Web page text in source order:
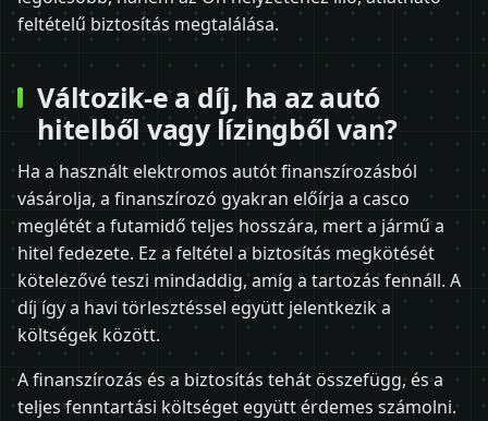
feltételű biztosítás megtalálása.
Változik-e a díj, ha az autó
hitelből vagy lízingből van?
Ha a használt elektromos autót finanszírozásból
vásárolja, a finanszírozó gyakran előírja a casco
meglétét a futamidő teljes hosszára, mert a jármű a
hitel fedezete. Ez a feltétel a biztosítás megkötését
kötelezővé teszi mindaddig, amíg a tartozás fennáll. A
díj így a havi törlesztéssel együtt jelentkezik a
költségek között.
A finanszírozás és a biztosítás tehát összefügg, és a
teljes fenntartási költséget együtt érdemes számolni.